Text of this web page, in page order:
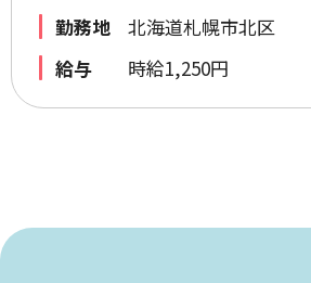
勤務地
北海道札幌市北区
給与
時給1,250円